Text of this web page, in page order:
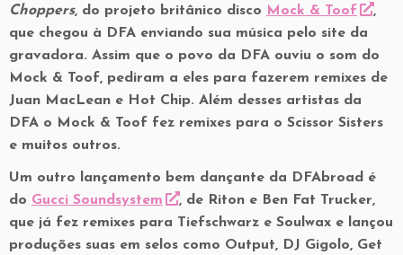
Choppers, do projeto britânico disco Mock & Toof
,
que chegou à DFA enviando sua música pelo site da
gravadora. Assim que o povo da DFA ouviu o som do
Mock & Toof, pediram a eles para fazerem remixes de
Juan MacLean e Hot Chip. Além desses artistas da
DFA o Mock & Toof fez remixes para o Scissor Sisters
e muitos outros.
Um outro lançamento bem dançante da DFAbroad é
do Gucci Soundsystem
, de Riton e Ben Fat Trucker,
que já fez remixes para Tiefschwarz e Soulwax e lançou
produções suas em selos como Output, DJ Gigolo, Get